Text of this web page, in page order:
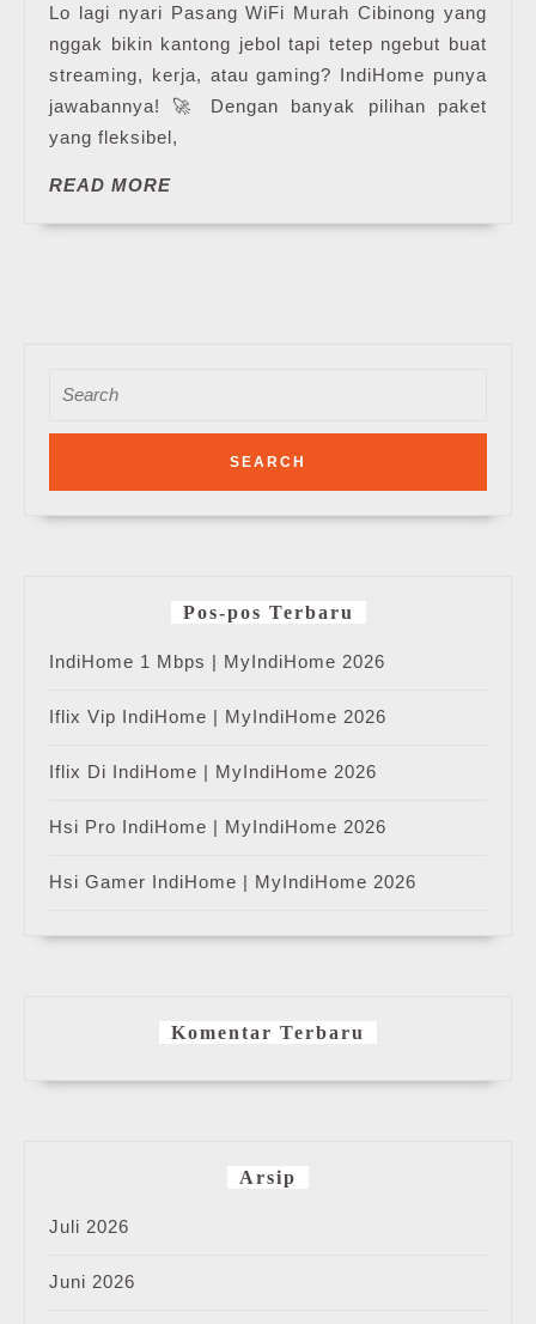
Lo lagi nyari Pasang WiFi Murah Cibinong yang
nggak bikin kantong jebol tapi tetep ngebut buat
streaming, kerja, atau gaming? IndiHome punya
jawabannya! 🚀 Dengan banyak pilihan paket
yang fleksibel,
READ MOREREAD
for:
Pos-pos Terbaru
IndiHome 1 Mbps | MyIndiHome 2026
Iflix Vip IndiHome | MyIndiHome 2026
Iflix Di IndiHome | MyIndiHome 2026
Hsi Pro IndiHome | MyIndiHome 2026
Hsi Gamer IndiHome | MyIndiHome 2026
Komentar Terbaru
Arsip
Juli 2026
Juni 2026